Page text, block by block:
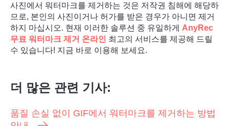
사진에서 워터마크를 제거하는 것은 저작권 침해에 해당하
므로, 본인의 사진이거나 허가를 받은 경우가 아니면 제거
하지 마십시오. 현재 이러한 솔루션 중 유일하게 AnyRec
무료 워터마크 제거 온라인 최고의 서비스를 제공해 드릴
수 있습니다! 지금 바로 이용해 보세요.
더 많은 관련 기사:
품질 손실 없이 GIF에서 워터마크를 제거하는 방법